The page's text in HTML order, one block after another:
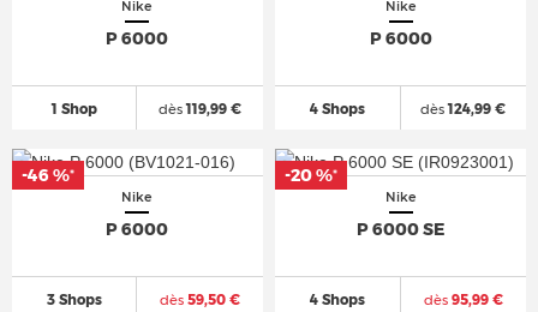
Nike
P 6000
1 Shop dès119,99 €
Nike
P 6000
4 Shops dès124,99 €
Nike
P 6000
3 Shops dès59,50 €
-46 %*
Nike
P 6000 SE
4 Shops dès95,99 €
-20 %*